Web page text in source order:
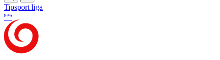
Tipsport liga